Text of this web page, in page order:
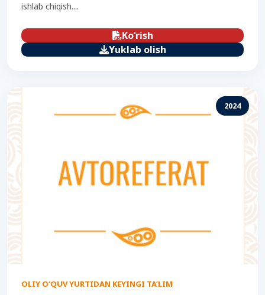
ishlab chiqish....
Ko‘rish
Yuklab olish
2024
OLIY O‘QUV YURTIDAN KEYINGI TA’LIM